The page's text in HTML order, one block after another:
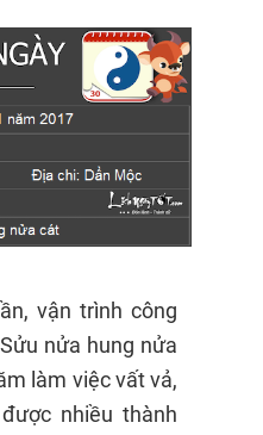
vận trình công
nửa hung nửa
làm việc vất vả,
nhiều thành